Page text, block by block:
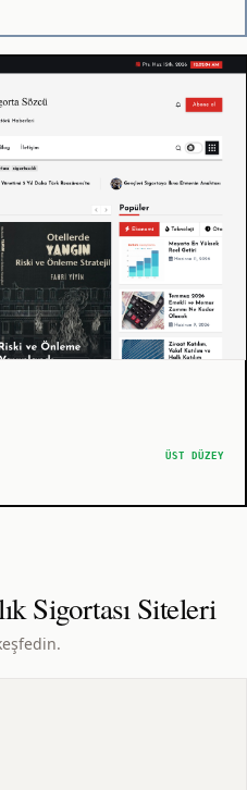
ÜST DÜZEY
SigortasıSiteleri